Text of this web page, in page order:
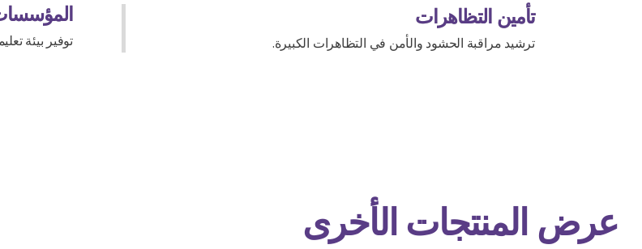
تأمين التظاهرات
ترشيد مراقبة الحشود والأمن في التظاهرات الكبيرة.
المؤسسات
توفير بيئة
عرض المنتجات الأخرى